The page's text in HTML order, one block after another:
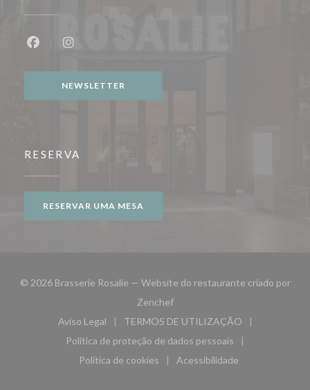
NEWSLETTER
RESERVA
RESERVAR UMA MESA
© 2026 Brasserie Rosalie — Website do restaurante criado por
Zenchef((abre numa nova janela))
Aviso Legal
((abre numa nova janela))
TERMOS DE UTILIZAÇÃO
((abre numa nova janela))
Política de proteção de dados pessoais
((abre numa nova janela))
Política de cookies
((abre numa nova janela))
Acessibilidade